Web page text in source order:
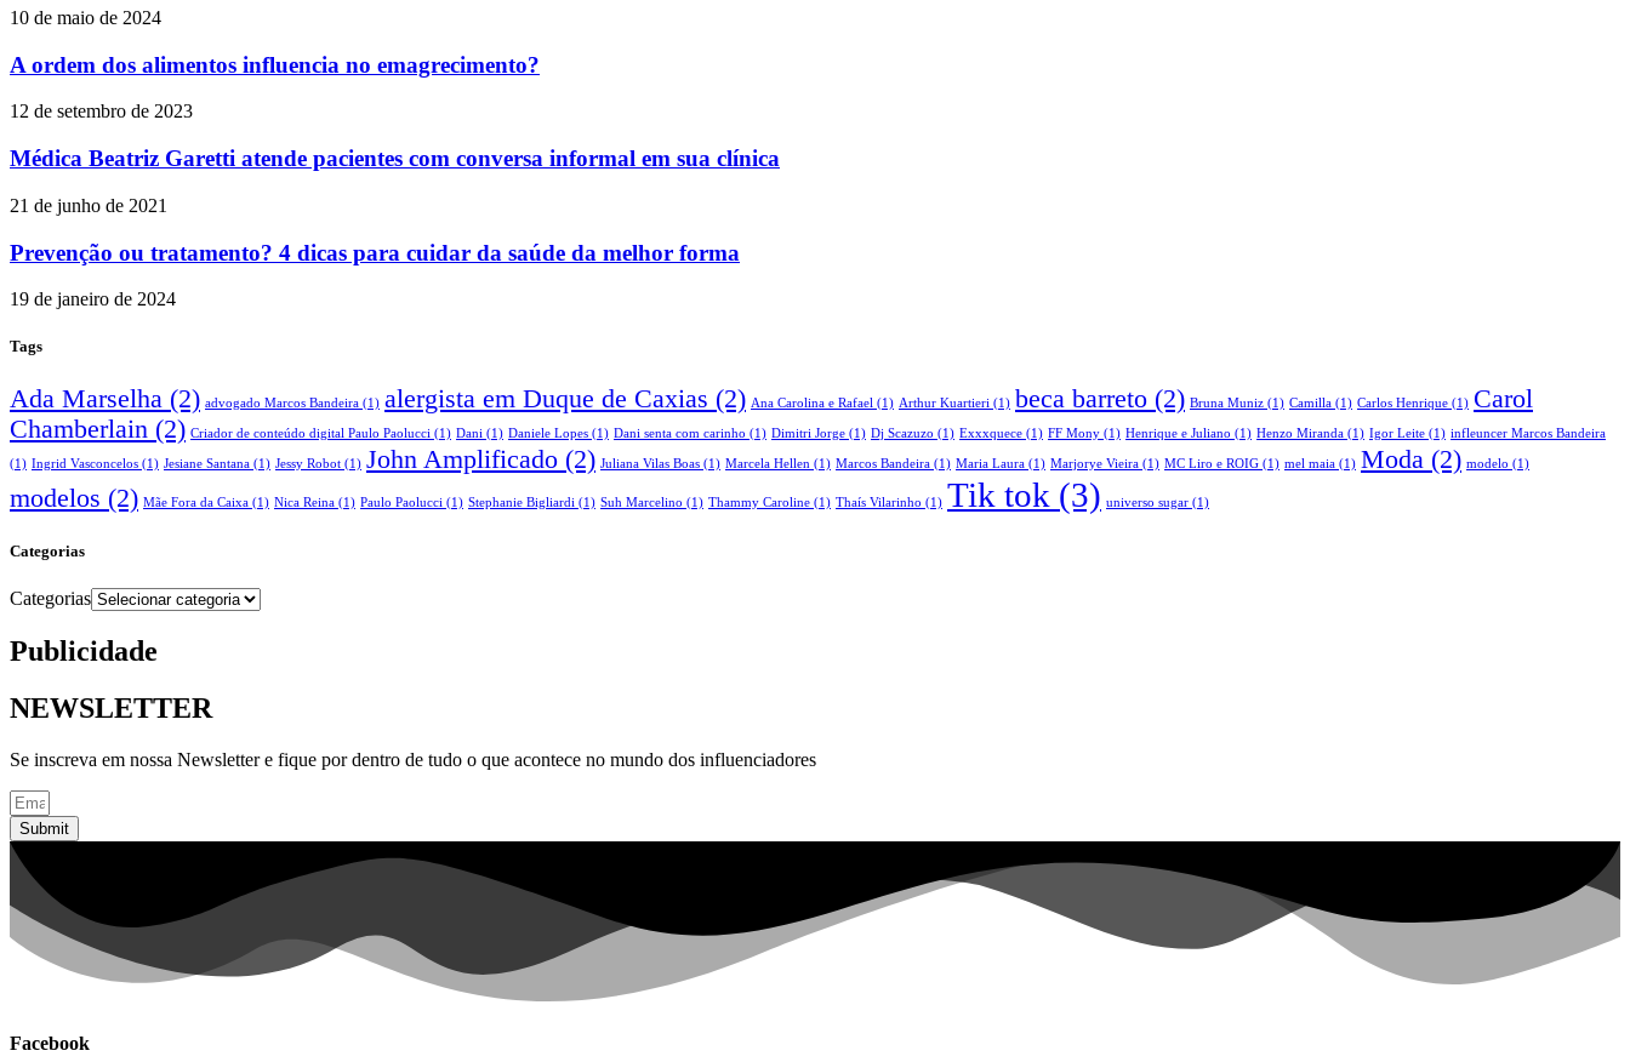
10 de maio de 2024
A ordem dos alimentos influencia no emagrecimento?
12 de setembro de 2023
Médica Beatriz Garetti atende pacientes com conversa informal em sua clínica
21 de junho de 2021
Prevenção ou tratamento? 4 dicas para cuidar da saúde da melhor forma
19 de janeiro de 2024
Tags
Ada Marselha (2) advogado Marcos Bandeira (1) alergista em Duque de Caxias (2) Ana Carolina e Rafael (1) Arthur Kuartieri (1) beca barreto (2) Bruna Muniz (1) Camilla (1) Carlos Henrique (1) Carol
Chamberlain (2) Criador de conteúdo digital Paulo Paolucci (1) Dani (1) Daniele Lopes (1) Dani senta com carinho (1) Dimitri Jorge (1) Dj Scazuzo (1) Exxxquece (1) FF Mony (1) Henrique e Juliano (1) Henzo Miranda (1) Igor Leite (1) infleuncer Marcos Bandeira
(1) Ingrid Vasconcelos (1) Jesiane Santana (1) Jessy Robot (1) John Amplificado (2) Juliana Vilas Boas (1) Marcela Hellen (1) Marcos Bandeira (1) Maria Laura (1) Marjorye Vieira (1) MC Liro e ROIG (1) mel maia (1) Moda (2) modelo (1)
modelos (2) Mãe Fora da Caixa (1) Nica Reina (1) Paulo Paolucci (1) Stephanie Bigliardi (1) Suh Marcelino (1) Thammy Caroline (1) Thaís Vilarinho (1) Tik tok (3) universo sugar (1)
Categorias
Categorias
Publicidade
NEWSLETTER
Se inscreva em nossa Newsletter e fique por dentro de tudo o que acontece no mundo dos influenciadores
Submit
Facebook